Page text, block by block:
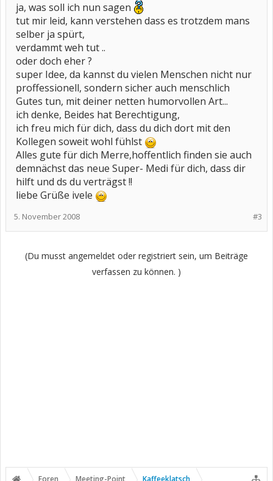
ja, was soll ich nun sagen
tut mir leid, kann verstehen dass es trotzdem mans
selber ja spürt,
verdammt weh tut ..
oder doch eher ?
super Idee, da kannst du vielen Menschen nicht nur
proffessionell, sondern sicher auch menschlich
Gutes tun, mit deiner netten humorvollen Art...
ich denke, Beides hat Berechtigung,
ich freu mich für dich, dass du dich dort mit den
Kollegen soweit wohl fühlst
Alles gute für dich Merre,hoffentlich finden sie auch
demnächst das neue Super- Medi für dich, dass dir
hilft und ds du verträgst !!
liebe Grüße ivele
#3
5. November 2008
(Du musst angemeldet oder registriert sein, um Beiträge
verfassen zu können. )
Foren Meeting-Point Kaffeeklatsch